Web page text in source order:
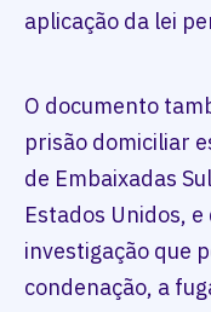
aplicação da lei
O documento
prisão domiciliar
de Embaixadas
Estados Unidos,
investigação que
condenação, a